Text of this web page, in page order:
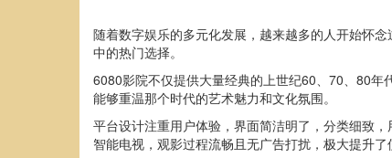
随着数字娱乐的多元化发展，越来越多的人开始怀
中的热门选择。
6080影院不仅提供大量经典的上世纪60、70、80
能够重温那个时代的艺术魅力和文化氛围。
平台设计注重用户体验，界面简洁明了，分类细致
智能电视，观影过程流畅且无广告打扰，极大提升了